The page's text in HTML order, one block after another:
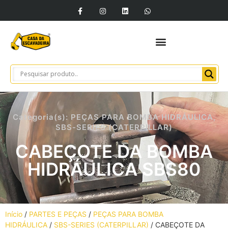
Categoria(s): PEÇAS PARA BOMBA HIDRÁULICA,
SBS-SERIES (CATERPILLAR)
CABEÇOTE DA BOMBA
HIDRÁULICA SBS80
Início / PARTES E PEÇAS / PEÇAS PARA BOMBA
HIDRÁULICA / SBS-SERIES (CATERPILLAR) / CABEÇOTE DA